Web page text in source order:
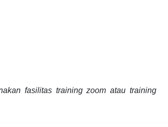
fasilitas training zoom atau training